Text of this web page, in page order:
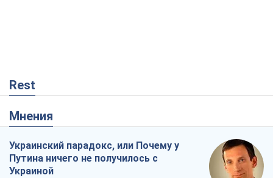
Rest
Мнения
Украинский парадокс, или Почему у
Путина ничего не получилось с
Украиной